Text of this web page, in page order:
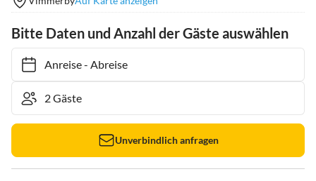
Bitte Daten und Anzahl der Gäste auswählen
Anreise- Abreise
Unverbindlich anfragen